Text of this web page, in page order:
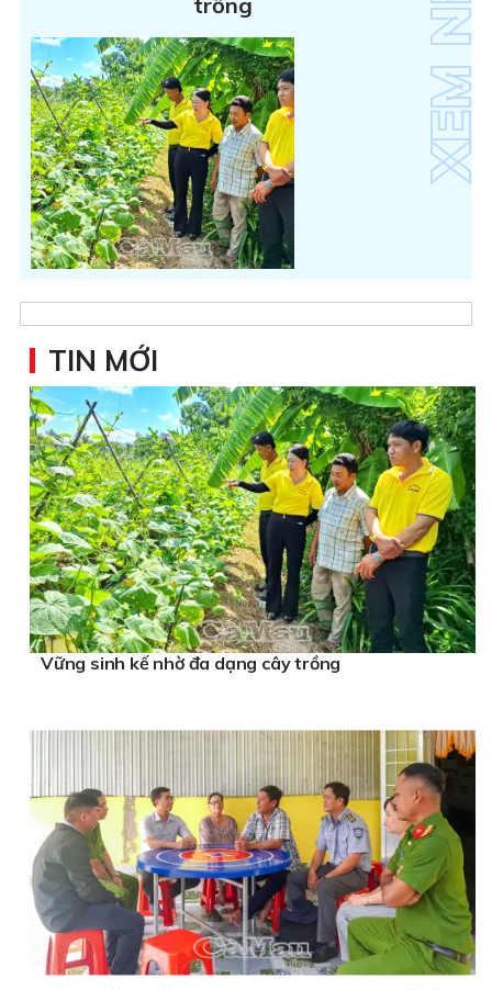
TIN MỚI
Vững sinh kế nhờ đa dạng cây trồng